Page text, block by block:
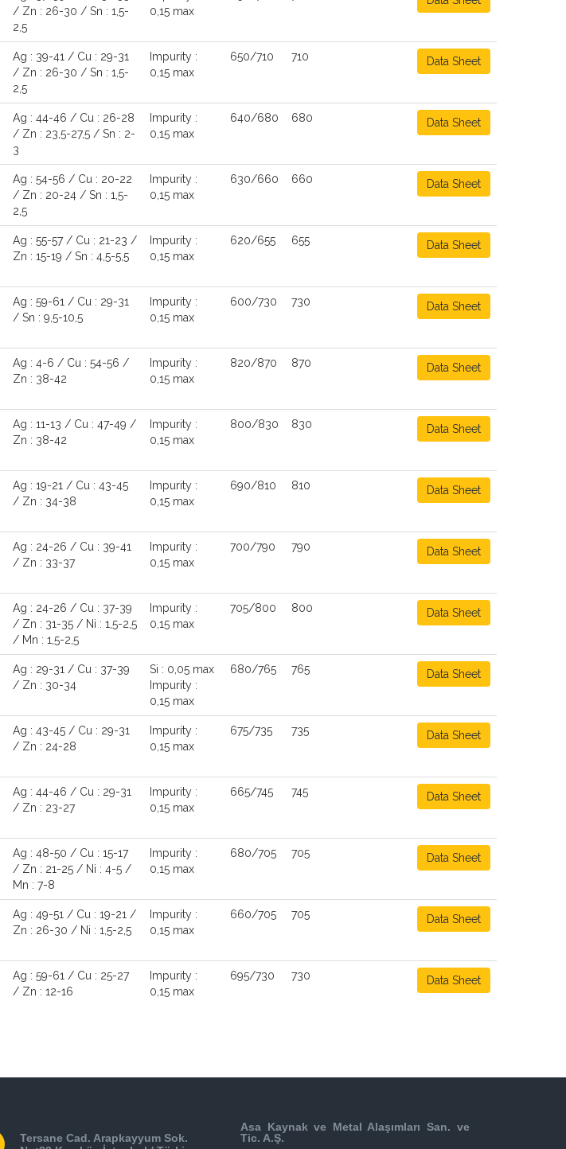
/ Zn : 26-30 / Sn : 1,5-
2,5
0,15 max
Ag : 39-41 / Cu : 29-31
/ Zn : 26-30 / Sn : 1,5-
2,5
Impurity :
0,15 max
650/710 710 Data Sheet
Ag : 44-46 / Cu : 26-28
/ Zn : 23,5-27,5 / Sn : 2-
3
Impurity :
0,15 max
640/680 680 Data Sheet
Ag : 54-56 / Cu : 20-22
/ Zn : 20-24 / Sn : 1,5-
2,5
Impurity :
0,15 max
630/660 660 Data Sheet
Ag : 55-57 / Cu : 21-23 /
Zn : 15-19 / Sn : 4,5-5,5
Impurity :
0,15 max
620/655 655 Data Sheet
Ag : 59-61 / Cu : 29-31
/ Sn : 9,5-10,5
Impurity :
0,15 max
600/730 730 Data Sheet
Ag : 4-6 / Cu : 54-56 /
Zn : 38-42
Impurity :
0,15 max
820/870 870 Data Sheet
Ag : 11-13 / Cu : 47-49 /
Zn : 38-42
Impurity :
0,15 max
800/830 830 Data Sheet
Ag : 19-21 / Cu : 43-45
/ Zn : 34-38
Impurity :
0,15 max
690/810 810 Data Sheet
Ag : 24-26 / Cu : 39-41
/ Zn : 33-37
Impurity :
0,15 max
700/790 790 Data Sheet
Ag : 24-26 / Cu : 37-39
/ Zn : 31-35 / Ni : 1,5-2,5
/ Mn : 1,5-2,5
Impurity :
0,15 max
705/800 800 Data Sheet
Ag : 29-31 / Cu : 37-39
/ Zn : 30-34
Si : 0,05 max
Impurity :
0,15 max
680/765 765 Data Sheet
Ag : 43-45 / Cu : 29-31
/ Zn : 24-28
Impurity :
0,15 max
675/735 735 Data Sheet
Ag : 44-46 / Cu : 29-31
/ Zn : 23-27
Impurity :
0,15 max
665/745 745 Data Sheet
Ag : 48-50 / Cu : 15-17
/ Zn : 21-25 / Ni : 4-5 /
Mn : 7-8
Impurity :
0,15 max
680/705 705 Data Sheet
Ag : 49-51 / Cu : 19-21 /
Zn : 26-30 / Ni : 1,5-2,5
Impurity :
0,15 max
660/705 705 Data Sheet
Ag : 59-61 / Cu : 25-27
/ Zn : 12-16
Impurity :
0,15 max
695/730 730 Data Sheet
Tersane Cad. Arapkayyum Sok.
Asa Kaynak ve Metal Alaşımları San. ve
Tic. A.Ş.